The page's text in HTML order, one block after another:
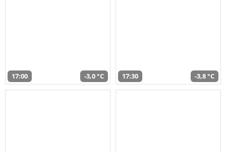
17:00 -3,0 °C 17:30 -3,8 °C